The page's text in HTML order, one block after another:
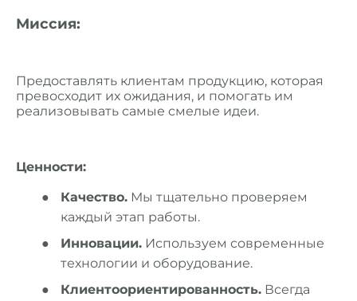
Миссия:
Предоставлять клиентам продукцию, которая
превосходит их ожидания, и помогать им
реализовывать самые смелые идеи.
Ценности:
Качество. Мы тщательно проверяем
каждый этап работы.
Инновации. Используем современные
технологии и оборудование.
Клиентоориентированность. Всегда